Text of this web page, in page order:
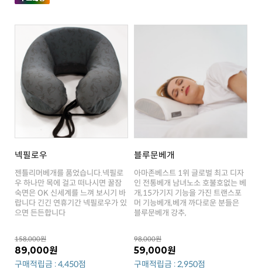
넥필로우
으면 든든합니다
158,000원
89,000원
구매적립금 : 4,450점
블루문베개
블루문베개 강추,
98,000원
59,000원
구매적립금 : 2,950점